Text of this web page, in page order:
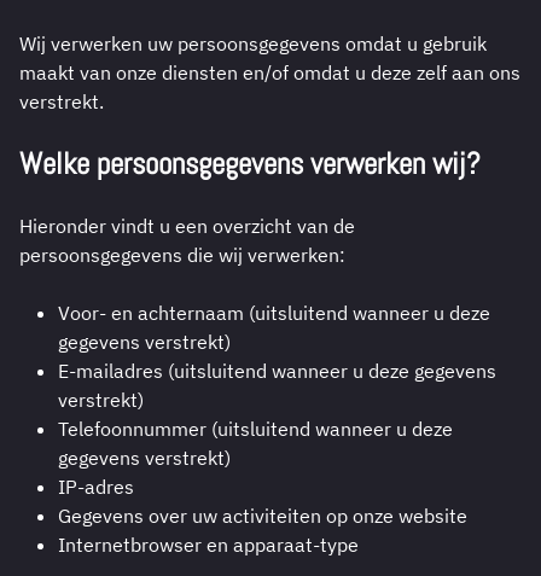
Wij verwerken uw persoonsgegevens omdat u gebruik
maakt van onze diensten en/of omdat u deze zelf aan ons
verstrekt.
Welke persoonsgegevens verwerken wij?
Hieronder vindt u een overzicht van de
persoonsgegevens die wij verwerken:
Voor- en achternaam (uitsluitend wanneer u deze
gegevens verstrekt)
E-mailadres (uitsluitend wanneer u deze gegevens
verstrekt)
Telefoonnummer (uitsluitend wanneer u deze
gegevens verstrekt)
IP-adres
Gegevens over uw activiteiten op onze website
Internetbrowser en apparaat-type